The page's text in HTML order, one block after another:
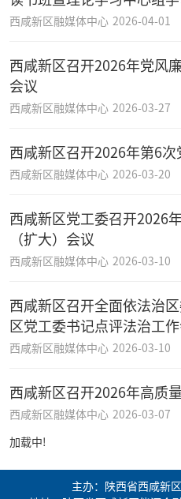
西咸新区融媒体中心 2026-04-01
西咸新区召开2026年党风
会议
西咸新区融媒体中心 2026-03-27
西咸新区召开2026年第6
西咸新区融媒体中心 2026-03-20
西咸新区党工委召开2026
（扩大）会议
西咸新区融媒体中心 2026-03-10
西咸新区召开全面依法治
区党工委书记点评法治工
西咸新区融媒体中心 2026-03-10
西咸新区召开2026年高质
西咸新区融媒体中心 2026-03-07
加载中!
主办：陕西省西咸新